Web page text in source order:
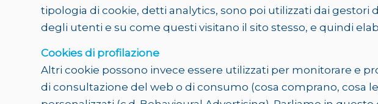
tipologia di cookie, detti analytics, sono poi utilizzati dai
degli utenti e su come questi visitano il sito stesso, e quindi
Cookies di profilazione
Altri cookie possono invece essere utilizzati per monitorare e
di consultazione del web o di consumo (cosa comprano, cosa